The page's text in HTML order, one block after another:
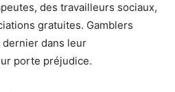
des travailleurs sociaux,
gratuites. Gamblers
dernier dans leur
porte préjudice.